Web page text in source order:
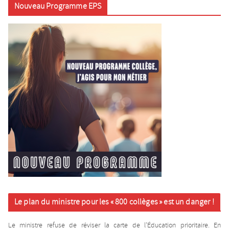
Nouveau Programme EPS
Le plan du ministre pour les « 800 collèges » est un danger !
Le ministre refuse de réviser la carte de l’Éducation prioritaire. En